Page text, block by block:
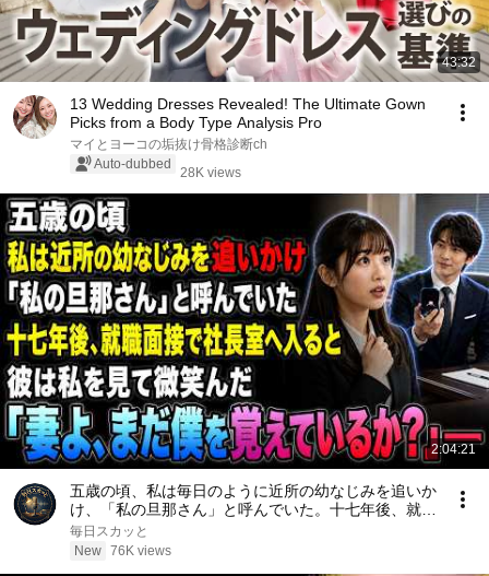
43:32
13 Wedding Dresses Revealed! The Ultimate Gown
Picks from a Body Type Analysis Pro
マイとヨーコの垢抜け骨格診断ch
Auto-dubbed
28K views
2:04:21
五歳の頃、私は毎日のように近所の幼なじみを追いか
け、「私の旦那さん」と呼んでいた。十七年後、就職
面接で社長室へ入ると、彼は私を見て微笑んだ。「妻
よ、まだ僕を覚えているか？」――
毎日スカッと
New 76K views